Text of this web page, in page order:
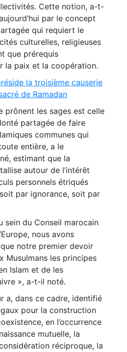
Cette notion, a-t-
par le concept
qui requiert le
culturelles, religieuses
que prérequis
la paix et la coopération.
la troisième causerie
de Ramadan
prônent les sages est celle
partagée de faire
communes qui
entière, a le
estimant que la
autour de l’intérêt
personnels étriqués
par ignorance, soit par
sein du Conseil marocain
nous avons
notre premier devoir
Musulmans les principes
Islam et de les
», a-t-il noté.
a, dans ce cadre, identifié
pour la construction
en l’occurrence
mutuelle, la
réciproque, la